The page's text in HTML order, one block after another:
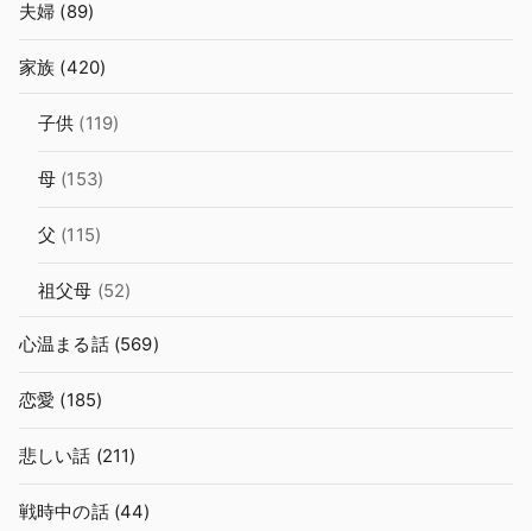
夫婦 (89)
家族 (420)
子供 (119)
母 (153)
父 (115)
祖父母 (52)
心温まる話(569)
恋愛 (185)
悲しい話 (211)
戦時中の話(44)